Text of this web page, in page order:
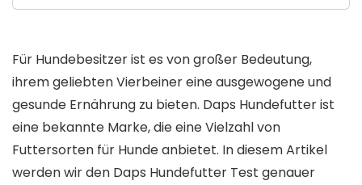
Für Hundebesitzer ist es von großer Bedeutung,
ihrem geliebten Vierbeiner eine ausgewogene und
gesunde Ernährung zu bieten. Daps Hundefutter ist
eine bekannte Marke, die eine Vielzahl von
Futtersorten für Hunde anbietet. In diesem Artikel
werden wir den Daps Hundefutter Test genauer